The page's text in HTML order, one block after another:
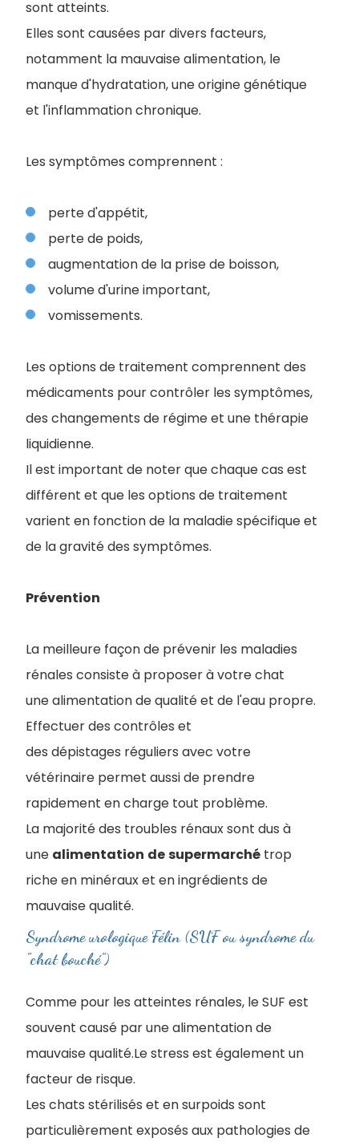
sont atteints.
Elles sont causées par divers facteurs,
notamment la mauvaise alimentation, le
manque d'hydratation, une origine génétique
et l'inflammation chronique.
Les symptômes comprennent :
perte d'appétit,
perte de poids,
augmentation de la prise de boisson,
volume d'urine important,
vomissements.
Les options de traitement comprennent des
médicaments pour contrôler les symptômes,
des changements de régime et une thérapie
liquidienne.
Il est important de noter que chaque cas est
différent et que les options de traitement
varient en fonction de la maladie spécifique et
de la gravité des symptômes.
Prévention
La meilleure façon de prévenir les maladies
rénales consiste à proposer à votre chat
une alimentation de qualité et de l'eau propre.
Effectuer des contrôles et
des dépistages réguliers avec votre
vétérinaire permet aussi de prendre
rapidement en charge tout problème.
La majorité des troubles rénaux sont dus à
une alimentation desupermarché trop
riche en minéraux et en ingrédients de
mauvaise qualité.
Syndrome urologique Félin (SUF ou syndrome du
"chat bouché")
Comme pour les atteintes rénales, le SUF est
souvent causé par une alimentation de
mauvaise qualité.Le stress est également un
facteur de risque.
Les chats stérilisés et en surpoids sont
particulièrement exposés aux pathologies de